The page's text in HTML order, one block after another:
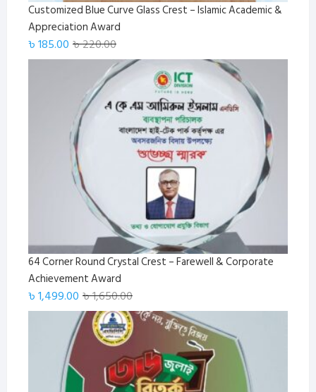
Customized Blue Curve Glass Crest – Islamic Academic &
Appreciation Award
৳220.00Original
price
was:
৳ 220.00.
৳185.00
Current
price
is:
৳ 185.00.
64 Corner Round Crystal Crest – Farewell & Corporate
Achievement Award
৳1,650.00Original
price
was:
৳ 1,650.00.
৳1,499.00
Current
price
is:
৳ 1,499.00.